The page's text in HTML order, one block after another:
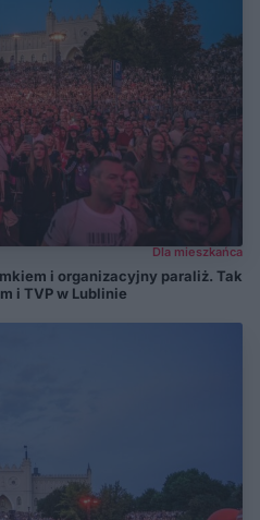
Dla mieszkańca
i organizacyjny paraliż. Tak
i TVP w Lublinie